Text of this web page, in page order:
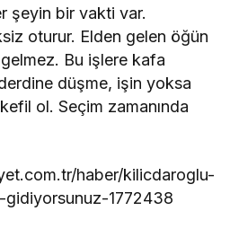
şeyin bir vakti var.
oturur. Elden gelen öğün
Bu işlere kafa
düşme, işin yoksa
ol. Seçim zamanında
haber/kilicdaroglu-
1772438